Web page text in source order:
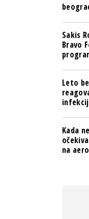
Sakis
Bravo
Leto
Kada
na